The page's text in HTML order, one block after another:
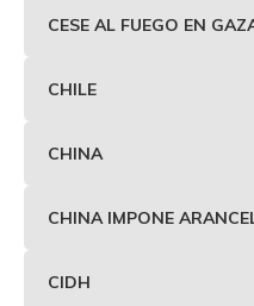
CESE AL FUEGO EN
CHILE
CHINA
CHINA IMPONE
CIDH